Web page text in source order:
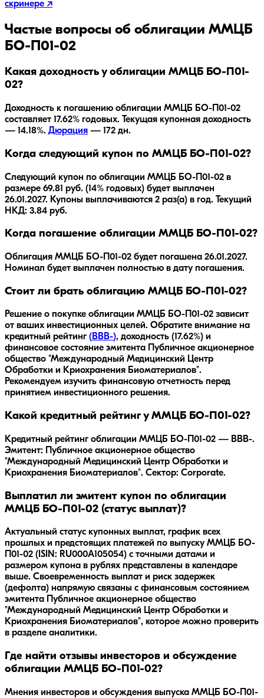
скринере ↗
Частые вопросы об облигации ММЦБ
БО-П01-02
Какая доходность у облигации ММЦБ БО-П01-
02?
Доходность к погашению облигации ММЦБ БО-П01-02
составляет 17.62% годовых. Текущая купонная доходность
— 14.18%. Дюрация — 172 дн.
Когда следующий купон по ММЦБ БО-П01-02?
Следующий купон по облигации ММЦБ БО-П01-02 в
размере 69.81 руб. (14% годовых) будет выплачен
26.01.2027. Купоны выплачиваются 2 раз(а) в год. Текущий
НКД: 3.84 руб.
Когда погашение облигации ММЦБ БО-П01-02?
Облигация ММЦБ БО-П01-02 будет погашена 26.01.2027.
Номинал будет выплачен полностью в дату погашения.
Стоит ли брать облигацию ММЦБ БО-П01-02?
Решение о покупке облигации ММЦБ БО-П01-02 зависит
от ваших инвестиционных целей. Обратите внимание на
кредитный рейтинг (BBB-), доходность (17.62%) и
финансовое состояние эмитента Публичное акционерное
общество "Международный Медицинский Центр
Обработки и Криохранения Биоматериалов".
Рекомендуем изучить финансовую отчетность перед
принятием инвестиционного решения.
Какой кредитный рейтинг у ММЦБ БО-П01-02?
Кредитный рейтинг облигации ММЦБ БО-П01-02 — BBB-.
Эмитент: Публичное акционерное общество
"Международный Медицинский Центр Обработки и
Криохранения Биоматериалов". Сектор: Corporate.
Выплатил ли эмитент купон по облигации
ММЦБ БО-П01-02 (статус выплат)?
Актуальный статус купонных выплат, график всех
прошлых и предстоящих платежей по выпуску ММЦБ БО-
П01-02 (ISIN: RU000A105054) с точными датами и
размером купона в рублях представлены в календаре
выше. Своевременность выплат и риск задержек
(дефолта) напрямую связаны с финансовым состоянием
эмитента Публичное акционерное общество
"Международный Медицинский Центр Обработки и
Криохранения Биоматериалов", которое можно проверить
в разделе аналитики.
Где найти отзывы инвесторов и обсуждение
облигации ММЦБ БО-П01-02?
Мнения инвесторов и обсуждения выпуска ММЦБ БО-П01-